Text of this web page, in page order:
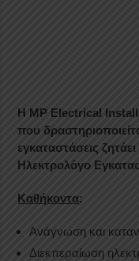
Η MP Electrical
που
εγκαταστάσεις
Ηλεκτρολόγο
Καθήκοντα:
Ανάγνωση και
Διεκπεραίωση